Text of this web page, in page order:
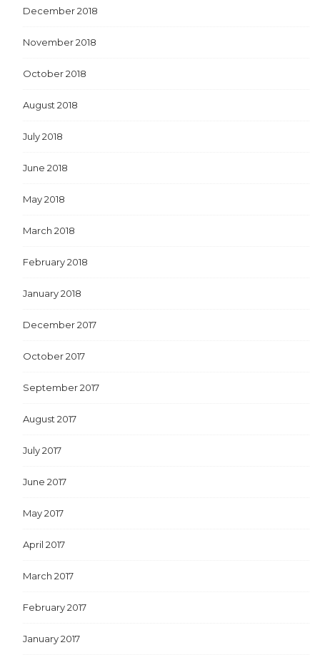
December 2018
November 2018
October 2018
August 2018
July 2018
June 2018
May 2018
March 2018
February 2018
January 2018
December 2017
October 2017
September 2017
August 2017
July 2017
June 2017
May 2017
April 2017
March 2017
February 2017
January 2017